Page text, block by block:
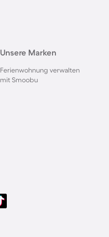
Unsere Marken
Ferienwohnung verwalten
mit Smoobu